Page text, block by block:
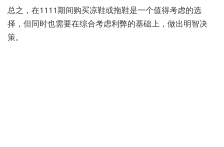
总之，在1111期间购买凉鞋或拖鞋是一个值得考虑的选
择，但同时也需要在综合考虑利弊的基础上，做出明智决
策。